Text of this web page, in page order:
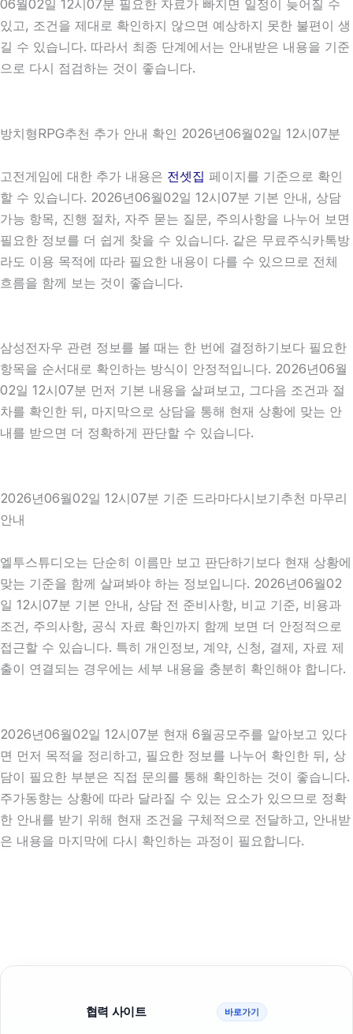
06월02일 12시07분 필요한 자료가 빠지면 일정이 늦어질 수
있고, 조건을 제대로 확인하지 않으면 예상하지 못한 불편이 생
길 수 있습니다. 따라서 최종 단계에서는 안내받은 내용을 기준
으로 다시 점검하는 것이 좋습니다.
방치형RPG추천 추가 안내 확인 2026년06월02일 12시07분
고전게임에 대한 추가 내용은 전셋집 페이지를 기준으로 확인
할 수 있습니다. 2026년06월02일 12시07분 기본 안내, 상담
가능 항목, 진행 절차, 자주 묻는 질문, 주의사항을 나누어 보면
필요한 정보를 더 쉽게 찾을 수 있습니다. 같은 무료주식카톡방
라도 이용 목적에 따라 필요한 내용이 다를 수 있으므로 전체
흐름을 함께 보는 것이 좋습니다.
삼성전자우 관련 정보를 볼 때는 한 번에 결정하기보다 필요한
항목을 순서대로 확인하는 방식이 안정적입니다. 2026년06월
02일 12시07분 먼저 기본 내용을 살펴보고, 그다음 조건과 절
차를 확인한 뒤, 마지막으로 상담을 통해 현재 상황에 맞는 안
내를 받으면 더 정확하게 판단할 수 있습니다.
2026년06월02일 12시07분 기준 드라마다시보기추천 마무리
안내
엘투스튜디오는 단순히 이름만 보고 판단하기보다 현재 상황에
맞는 기준을 함께 살펴봐야 하는 정보입니다. 2026년06월02
일 12시07분 기본 안내, 상담 전 준비사항, 비교 기준, 비용과
조건, 주의사항, 공식 자료 확인까지 함께 보면 더 안정적으로
접근할 수 있습니다. 특히 개인정보, 계약, 신청, 결제, 자료 제
출이 연결되는 경우에는 세부 내용을 충분히 확인해야 합니다.
2026년06월02일 12시07분 현재 6월공모주를 알아보고 있다
면 먼저 목적을 정리하고, 필요한 정보를 나누어 확인한 뒤, 상
담이 필요한 부분은 직접 문의를 통해 확인하는 것이 좋습니다.
주가동향는 상황에 따라 달라질 수 있는 요소가 있으므로 정확
한 안내를 받기 위해 현재 조건을 구체적으로 전달하고, 안내받
은 내용을 마지막에 다시 확인하는 과정이 필요합니다.
협력 사이트 바로가기